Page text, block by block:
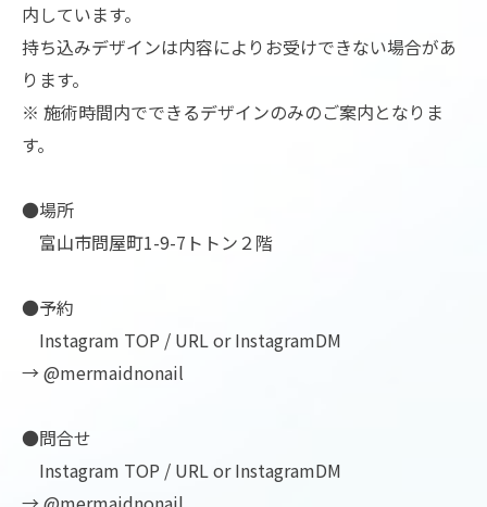
内しています。
持ち込みデザインは内容によりお受けできない場合があ
ります。
※ 施術時間内でできるデザインのみのご案内となりま
す。
●場所
富山市問屋町1-9-7トトン２階
●予約
Instagram TOP / URL or InstagramDM
→ @mermaidnonail
●問合せ
Instagram TOP / URL or InstagramDM